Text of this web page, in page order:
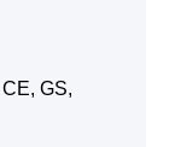
GS,